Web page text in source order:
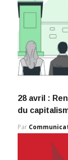
28 avril :
du
Par